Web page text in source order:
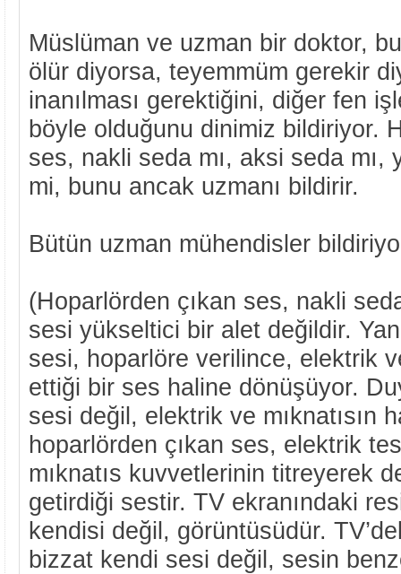
Müslüman ve uzman bir doktor,
ölür diyorsa, teyemmüm gerekir
inanılması gerektiğini, diğer fen
böyle olduğunu dinimiz bildiriyor.
ses, nakli seda mı, aksi seda mı,
mi, bunu ancak uzmanı bildirir.
Bütün uzman mühendisler
(Hoparlörden çıkan ses, nakli
sesi yükseltici bir alet değildir.
sesi, hoparlöre verilince, elektrik
ettiği bir ses haline dönüşüyor.
sesi değil, elektrik ve mıknatısın
hoparlörden çıkan ses, elektrik
mıknatıs kuvvetlerinin titreyerek
getirdiği sestir. TV ekranındaki
kendisi değil, görüntüsüdür.
bizzat kendi sesi değil, sesin